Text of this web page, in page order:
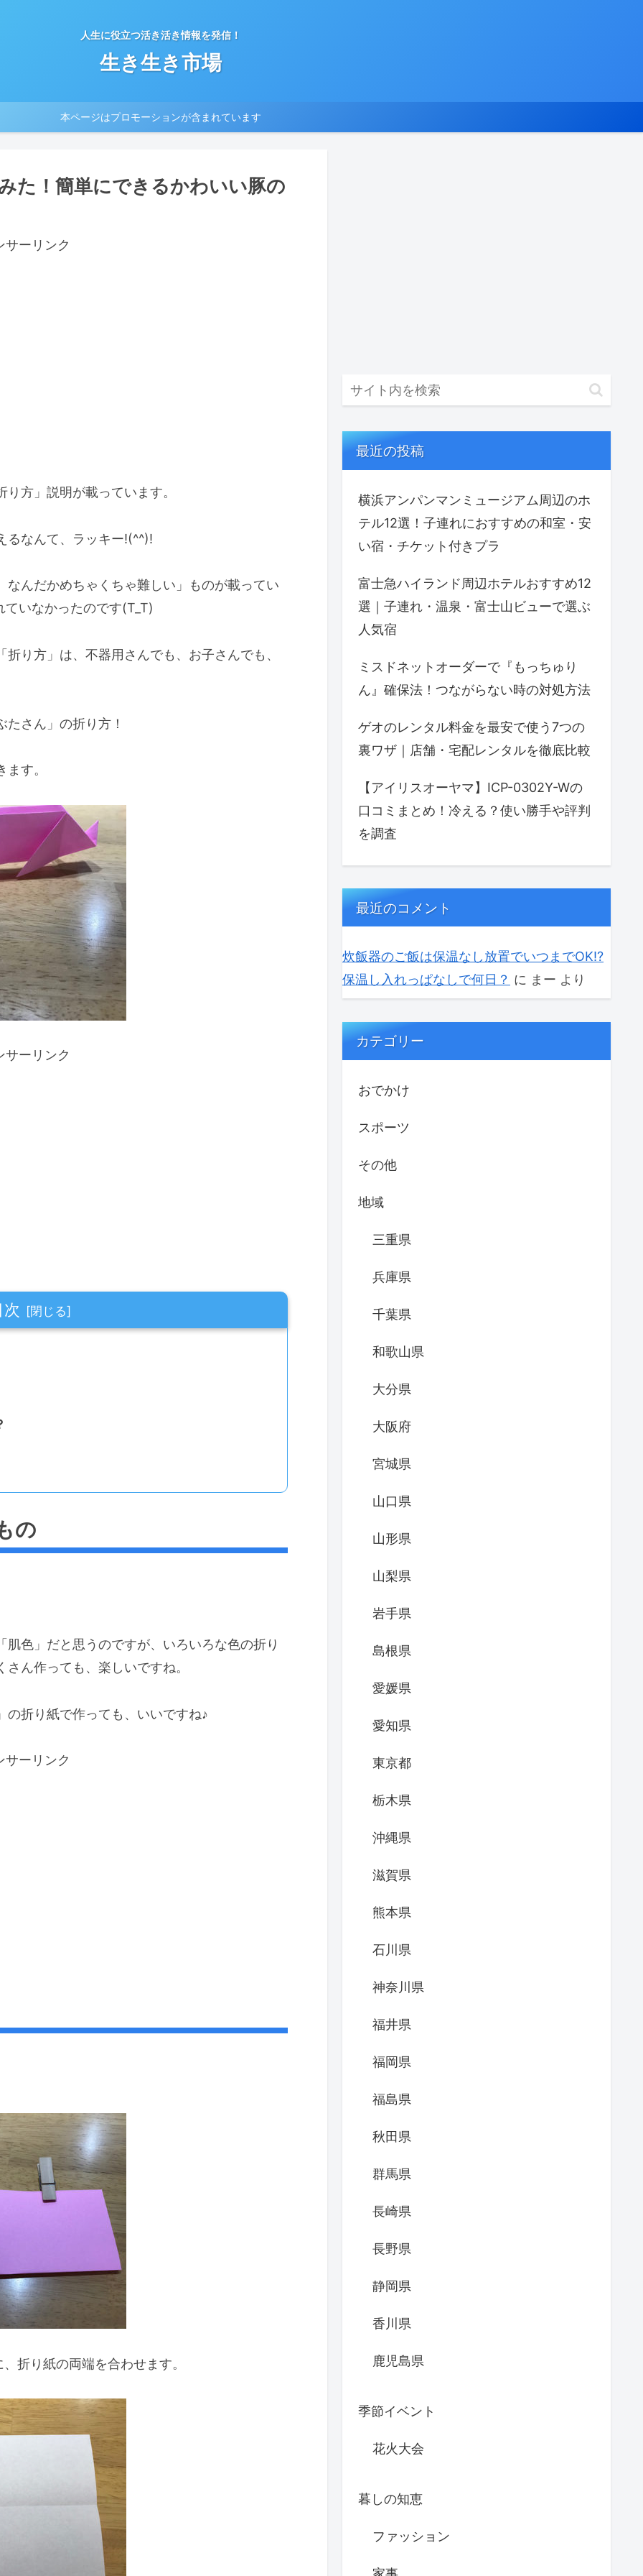
人生に役立つ活き活き情報を発信！
生き生き市場
本ページはプロモーションが含まれています
た！簡単にできるかわいい豚の
サーリンク
方」説明が載っています。
るなんて、ラッキー!(^^)!
んだかめちゃくちゃ難しい」ものが載ってい
いなかったのです(T_T)
り方」は、不器用さんでも、お子さんでも、
さん」の折り方！
す。
サーリンク
次
の
色」だと思うのですが、いろいろな色の折り
ん作っても、楽しいですね。
折り紙で作っても、いいですね♪
サーリンク
折り紙の両端を合わせます。
最近の投稿
横浜アンパンマンミュージアム周辺のホ
テル12選！子連れにおすすめの和室・安
い宿・チケット付きプラ
富士急ハイランド周辺ホテルおすすめ12
選｜子連れ・温泉・富士山ビューで選ぶ
人気宿
ミスドネットオーダーで『もっちゅり
ん』確保法！つながらない時の対処方法
ゲオのレンタル料金を最安で使う7つの
裏ワザ｜店舗・宅配レンタルを徹底比較
【アイリスオーヤマ】ICP-0302Y-Wの
口コミまとめ！冷える？使い勝手や評判
を調査
最近のコメント
炊飯器のご飯は保温なし放置でいつまでOK⁉
保温し入れっぱなしで何日？ に まー より
カテゴリー
おでかけ
スポーツ
その他
地域
三重県
兵庫県
千葉県
和歌山県
大分県
大阪府
宮城県
山口県
山形県
山梨県
岩手県
島根県
愛媛県
愛知県
東京都
栃木県
沖縄県
滋賀県
熊本県
石川県
神奈川県
福井県
福岡県
福島県
秋田県
群馬県
長崎県
長野県
静岡県
香川県
鹿児島県
季節イベント
花火大会
暮しの知恵
ファッション